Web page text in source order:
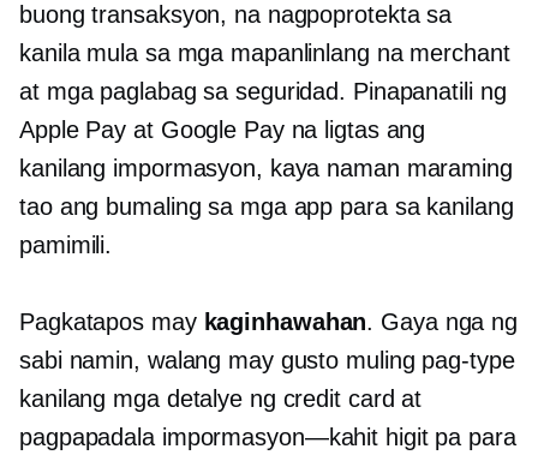
buong transaksyon, na nagpoprotekta sa
kanila mula sa mga mapanlinlang na merchant
at mga paglabag sa seguridad. Pinapanatili ng
Apple Pay at Google Pay na ligtas ang
kanilang impormasyon, kaya naman maraming
tao ang bumaling sa mga app para sa kanilang
pamimili.
Pagkatapos may kaginhawahan. Gaya nga ng
sabi namin, walang may gusto muling pag-type
kanilang mga detalye ng credit card at
pagpapadala impormasyon—kahit higit pa para